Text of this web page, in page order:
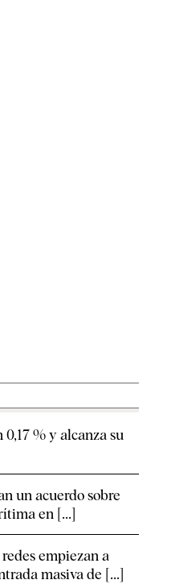
% y alcanza su
un acuerdo sobre
en [...]
empiezan a
masiva de [...]